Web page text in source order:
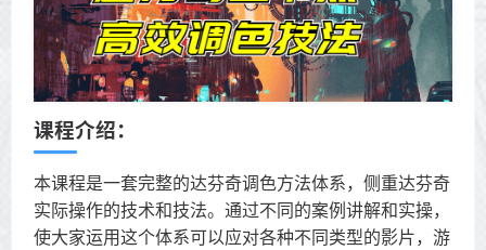
课程介绍：
本课程是一套完整的达芬奇调色方法体系，侧重达芬奇
实际操作的技术和技法。通过不同的案例讲解和实操，
使大家运用这个体系可以应对各种不同类型的影片，游